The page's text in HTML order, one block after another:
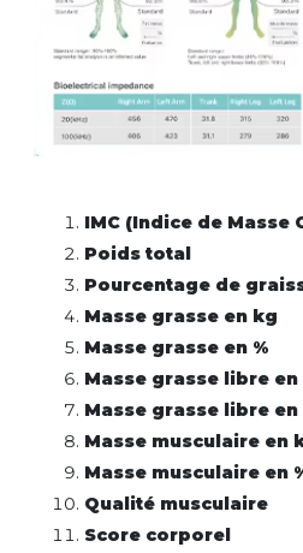
IMC (Indice de Masse
Poids total
Pourcentage de
Masse grasse en kg
Masse grasse en %
Masse grasse libre en
Masse grasse libre en
Masse musculaire en
Masse musculaire en
Qualité musculaire
Score corporel